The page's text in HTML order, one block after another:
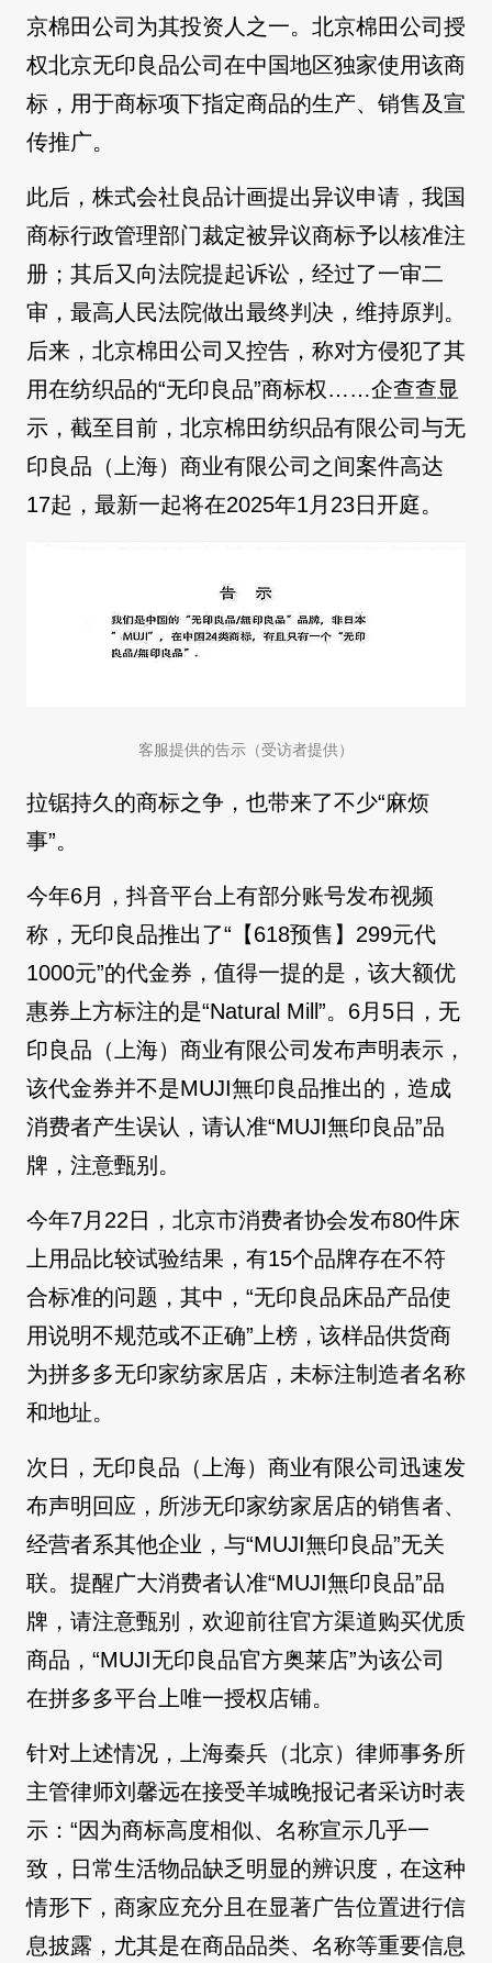
京棉田公司为其投资人之一。北京棉田公司授
权北京无印良品公司在中国地区独家使用该商
标，用于商标项下指定商品的生产、销售及宣
传推广。
此后，株式会社良品计画提出异议申请，我国
商标行政管理部门裁定被异议商标予以核准注
册；其后又向法院提起诉讼，经过了一审二
审，最高人民法院做出最终判决，维持原判。
后来，北京棉田公司又控告，称对方侵犯了其
用在纺织品的“无印良品”商标权……企查查显
示，截至目前，北京棉田纺织品有限公司与无
印良品（上海）商业有限公司之间案件高达
17起，最新一起将在2025年1月23日开庭。
客服提供的告示（受访者提供）
拉锯持久的商标之争，也带来了不少“麻烦
事”。
今年6月，抖音平台上有部分账号发布视频
称，无印良品推出了“【618预售】299元代
1000元”的代金券，值得一提的是，该大额优
惠券上方标注的是“Natural Mill”。6月5日，无
印良品（上海）商业有限公司发布声明表示，
该代金券并不是MUJI無印良品推出的，造成
消费者产生误认，请认准“MUJI無印良品”品
牌，注意甄别。
今年7月22日，北京市消费者协会发布80件床
上用品比较试验结果，有15个品牌存在不符
合标准的问题，其中，“无印良品床品产品使
用说明不规范或不正确”上榜，该样品供货商
为拼多多无印家纺家居店，未标注制造者名称
和地址。
次日，无印良品（上海）商业有限公司迅速发
布声明回应，所涉无印家纺家居店的销售者、
经营者系其他企业，与“MUJI無印良品”无关
联。提醒广大消费者认准“MUJI無印良品”品
牌，请注意甄别，欢迎前往官方渠道购买优质
商品，“MUJI无印良品官方奥莱店”为该公司
在拼多多平台上唯一授权店铺。
针对上述情况，上海秦兵（北京）律师事务所
主管律师刘馨远在接受羊城晚报记者采访时表
示：“因为商标高度相似、名称宣示几乎一
致，日常生活物品缺乏明显的辨识度，在这种
情形下，商家应充分且在显著广告位置进行信
息披露，尤其是在商品品类、名称等重要信息